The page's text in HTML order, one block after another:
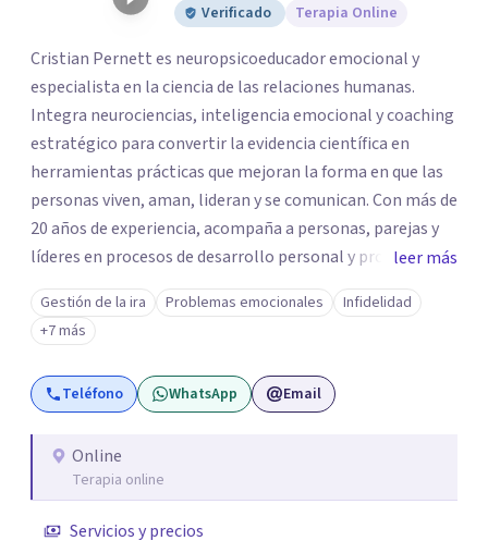
Verificado
Terapia Online
Cristian Pernett es neuropsicoeducador emocional y
especialista en la ciencia de las relaciones humanas.
Integra neurociencias, inteligencia emocional y coaching
estratégico para convertir la evidencia científica en
herramientas prácticas que mejoran la forma en que las
personas viven, aman, lideran y se comunican. Con más de
20 años de experiencia, acompaña a personas, parejas y
líderes en procesos de desarrollo personal y profesional.
Su trabajo se centra en la regulación emocional, las
relaciones de pareja, la comunicación efectiva y el
liderazgo consciente. Su metodología combina
psicología contemporánea, neurociencias y estrategias
de cambio basadas en evidencia para fortalecer la
promover cambios sostenibles. Como divulgador
científico, acerca la psicología y las neurociencias a la vida
aplicables, con el propósito de impulsar un bienestar
leer más
Gestión de la ira Problemas emocionales
Infidelidad
+7 más
Teléfono WhatsApp Email
Online
Terapia online
Servicios y precios